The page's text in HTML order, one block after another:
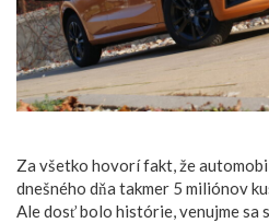
Za všetko hovorí fakt, že
dnešného dňa takmer 5 miliónov
Ale dosť bolo histórie, venujme sa